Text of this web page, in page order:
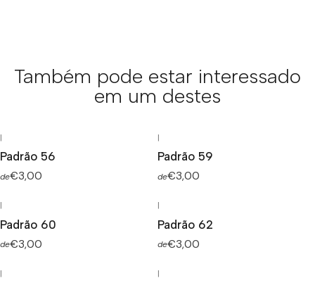
Também pode estar interessado
em um destes
|
Padrão 56
de€3,00
|
Padrão 59
de€3,00
|
Padrão 60
de€3,00
|
Padrão 62
de€3,00
| |